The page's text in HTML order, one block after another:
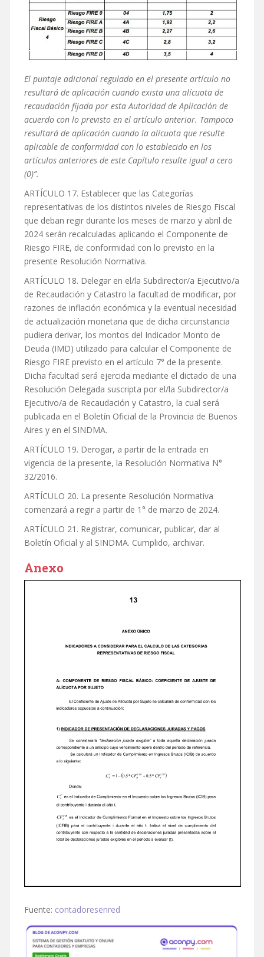
El puntaje adicional regulado en el presente artículo no
resultará de aplicación cuando exista una alícuota de
recaudación fijada por esta Autoridad de Aplicación de
acuerdo con lo previsto en el artículo anterior. Tampoco
resultará de aplicación cuando la alícuota que resulte
aplicable de conformidad con lo establecido en los
artículos anteriores de este Capítulo resulte igual a cero
(0)”.
ARTÍCULO 17. Establecer que las Categorías
representativas de los distintos niveles de Riesgo Fiscal
que deban regir durante los meses de marzo y abril de
2024 serán recalculadas aplicando el Componente de
Riesgo FIRE, de conformidad con lo previsto en la
presente Resolución Normativa.
ARTÍCULO 18. Delegar en el/la Subdirector/a Ejecutivo/a
de Recaudación y Catastro la facultad de modificar, por
razones de inflación económica y la eventual necesidad
de actualización monetaria que de dicha circunstancia
pudiera derivar, los montos del Indicador Monto de
Deuda (IMD) utilizado para calcular el Componente de
Riesgo FIRE previsto en el artículo 7° de la presente.
Dicha facultad será ejercida mediante el dictado de una
Resolución Delegada suscripta por el/la Subdirector/a
Ejecutivo/a de Recaudación y Catastro, la cual será
publicada en el Boletín Oficial de la Provincia de Buenos
Aires y en el SINDMA.
ARTÍCULO 19. Derogar, a partir de la entrada en
vigencia de la presente, la Resolución Normativa N°
32/2016.
ARTÍCULO 20. La presente Resolución Normativa
comenzará a regir a partir de 1° de marzo de 2024.
ARTÍCULO 21. Registrar, comunicar, publicar, dar al
Boletín Oficial y al SINDMA. Cumplido, archivar.
Anexo
Fuente: contadoresenred